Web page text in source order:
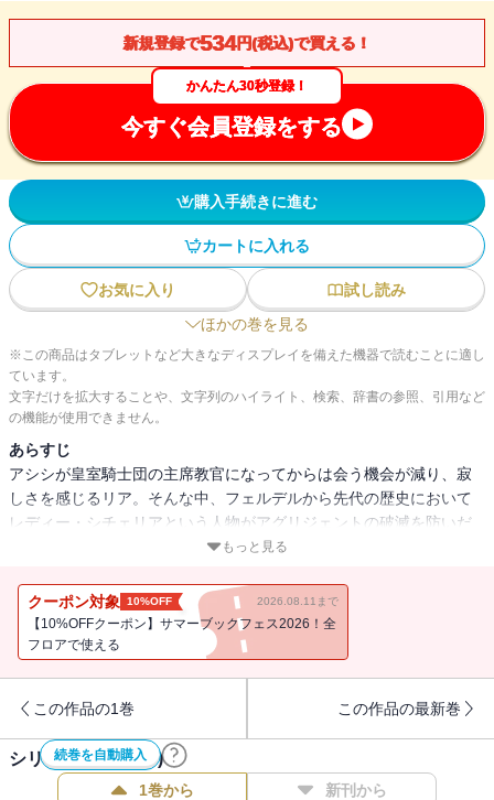
新規登録で534円(税込)で買える！
かんたん30秒登録！
今すぐ会員登録をする
購入手続きに進む
カートに入れる
お気に入り
試し読み
ほかの巻を見る
※この商品はタブレットなど大きなディスプレイを備えた機器で読むことに適し
ています。
文字だけを拡大することや、文字列のハイライト、検索、辞書の参照、引用など
の機能が使用できません。
あらすじ
アシシが皇室騎士団の主席教官になってからは会う機会が減り、寂
しさを感じるリア。そんな中、フェルデルから先代の歴史において
レディー・シチェリアという人物がアグリジェントの破滅を防いだ
と聞き、興味を持つ。しかし、その女性は実はアシシと関係のある
としての才能を開花させるなど一層美しく成長したリアを中心に、
目まぐるしい変化が盛りだくさんの第12巻!!
もっと見る
クーポン対象 10%OFF 2026.08.11まで
【10%OFFクーポン】サマーブックフェス2026！全
フロアで使える
この作品の1巻 この作品の最新巻
続巻を自動購入
シリーズ作品(17件)
1巻から 新刊から